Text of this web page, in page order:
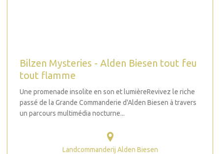
Bilzen Mysteries - Alden Biesen tout feu
tout flamme
Une promenade insolite en son et lumièreRevivez le riche
passé de la Grande Commanderie d'Alden Biesen à travers
un parcours multimédia nocturne...
Landcommanderij Alden Biesen